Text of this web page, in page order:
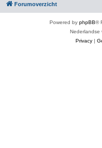
Forumoverzicht
Powered by phpBB®
Nederlandse
Privacy |